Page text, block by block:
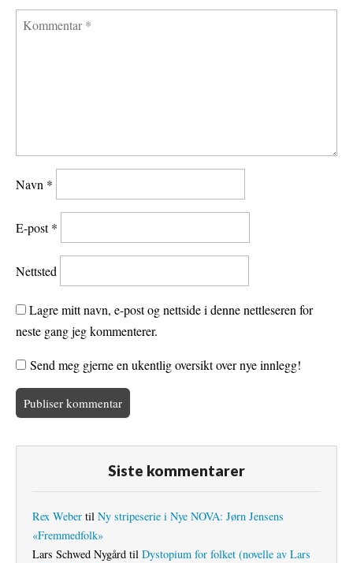
Navn *
E-post*
Nettsted
Lagre mitt navn, e-post og nettside i denne nettleseren for
neste gang jeg kommenterer.
Send meg gjerne en ukentlig oversikt over nye innlegg!
Siste kommentarer
Rex Weber til Ny stripeserie i Nye NOVA: Jørn Jensens
«Fremmedfolk»
Lars Schwed Nygård til Dystopium for folket (novelle av Lars